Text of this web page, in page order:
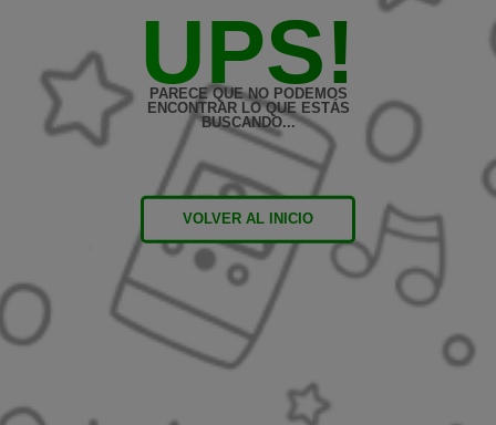
UPS!
PARECE QUE NO PODEMOS
ENCONTRAR LO QUE ESTÁS
BUSCANDO...
VOLVER AL INICIO